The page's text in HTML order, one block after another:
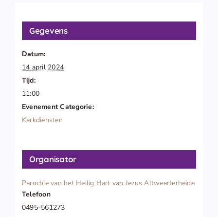
Gegevens
Datum:
14 april 2024
Tijd:
11:00
Evenement Categorie:
Kerkdiensten
Organisator
Parochie van het Heilig Hart van Jezus Altweerterheide
Telefoon
0495-561273